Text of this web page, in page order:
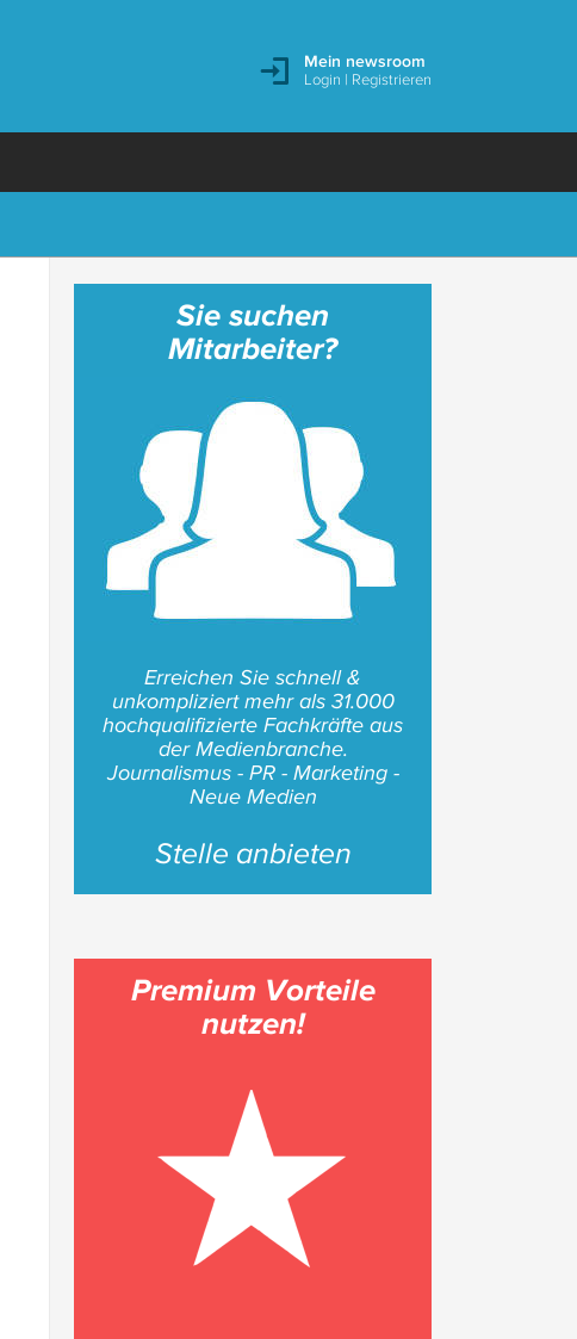
Mein newsroom
Login | Registrieren
Sie suchen
Mitarbeiter?
Erreichen Sie schnell &
unkompliziert mehr als 31.000
hochqualifizierte Fachkräfte aus
der Medienbranche.
Journalismus - PR - Marketing -
Neue Medien
Stelle anbieten
Premium Vorteile
nutzen!